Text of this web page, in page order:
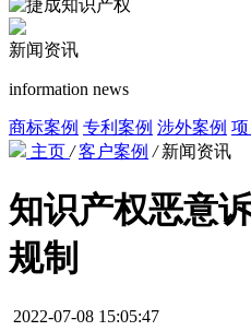
新闻资讯
information news
商标案例 专利案例 涉外案例
主页 / 客户案例 / 新闻资讯
知识产权恶意
规制
2022-07-08 15:05:47